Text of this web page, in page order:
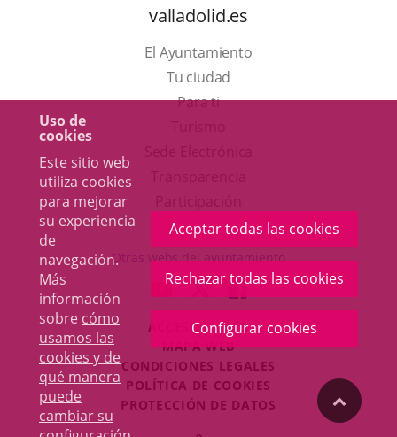
Uso de
cookies
Este sitio web
utiliza cookies
para mejorar
su experiencia
de
navegación.
Más
información
sobre cómo
usamos las
cookies y de
qué manera
puede
cambiar su
Aceptar todas las cookies
Rechazar todas las cookies
Configurar cookies
valladolid.es
El Ayuntamiento
Tu ciudad
Para ti
en
una
ventana
nueva.
aplicación
externa.
Otras webs del ayuntamiento
ENLACE
A
UNA
APLICACIÓN
EXTERNA.
ENLACE
A
UNA
APLICACIÓN
EXTERNA.
ENLACE
A
UNA
EXTERNA.
ACCESIBILIDAD
MAPA WEB
CONDICIONES LEGALES
POLÍTICA DE COOKIES
PROTECCIÓN DE DATOS
"Volver